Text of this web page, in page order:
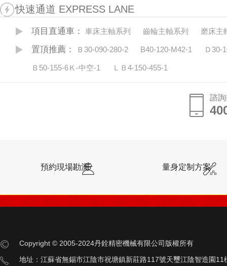
快速通道 EXPRESS LANE
項目直通車： 車床主軸系列 齒輪主軸系列 磨床主
置頂推薦： Ｂ30-090-280-2 B40-120-M42-1 Ｄ30-
Ｂ50-155-6Ｋ-中空-1 ＬＢ4-150-455-1
諮
預約現場勘測 量身定制方案
Copyright © 2005-2024丹銓精密機械有限公司版權所有
地址：江蘇省無錫市江陰市祝塘鎮新莊路117號天璽江陰智造園11